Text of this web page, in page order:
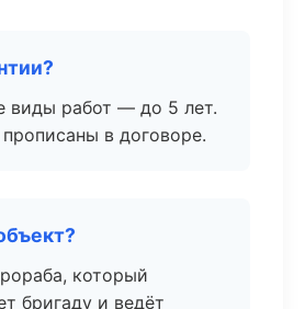
виды работ — до 5 лет.
в договоре.
который
бригаду и ведёт